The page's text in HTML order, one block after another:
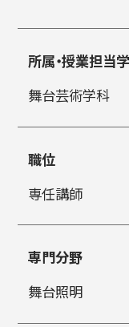
卒業生の方
日本
简体字
所属・授業担当
舞台芸術学科
職位
専任講師
専門分野
舞台照明